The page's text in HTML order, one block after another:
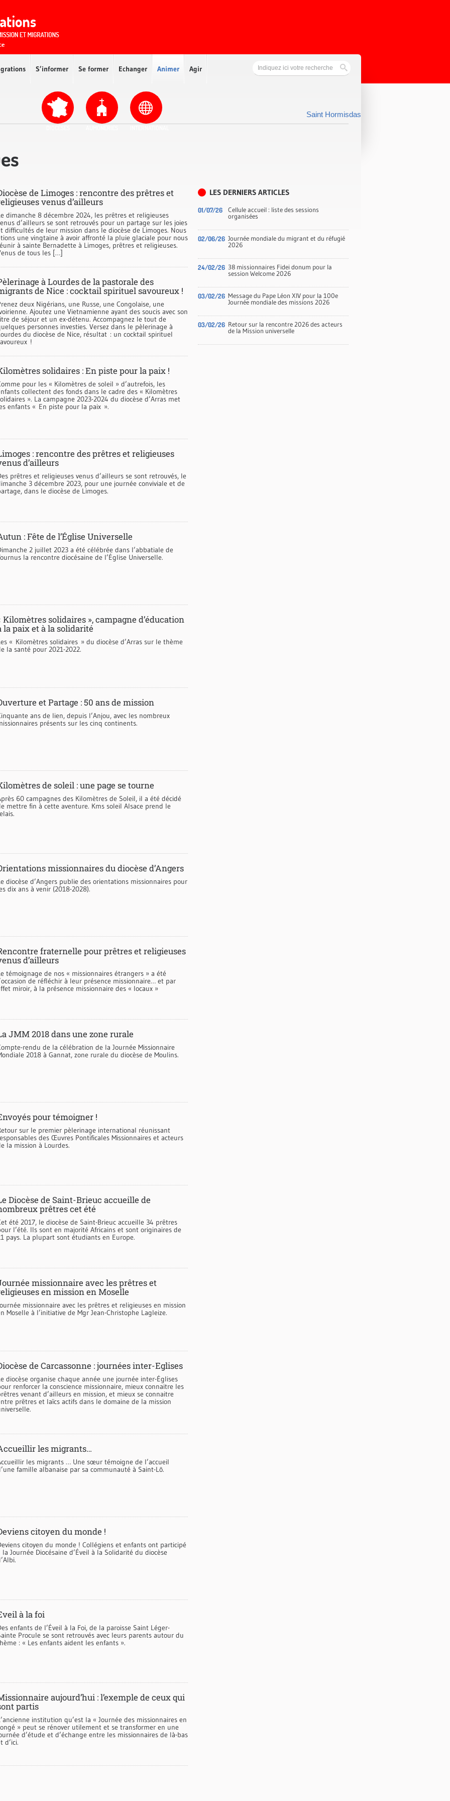
S’informer Se former Echanger Animer Agir
Saint Hormisdas
de Limoges : rencontre des prêtres et
venus d’ailleurs
dimanche 8 décembre 2024, les prêtres et religieuses
d’ailleurs se sont retrouvés pour un partage sur les joies
difficultés de leur mission dans le diocèse de Limoges. Nous
une vingtaine à avoir affronté la pluie glaciale pour nous
à sainte Bernadette à Limoges, prêtres et religieuses.
de tous les […]
à Lourdes de la pastorale des
de Nice : cocktail spirituel savoureux !
deux Nigérians, une Russe, une Congolaise, une
Ajoutez une Vietnamienne ayant des soucis avec son
de séjour et un ex-détenu. Accompagnez le tout de
personnes investies. Versez dans le pèlerinage à
du diocèse de Nice, résultat : un cocktail spirituel
!
solidaires : En piste pour la paix !
pour les « Kilomètres de soleil » d’autrefois, les
collectent des fonds dans le cadre des « Kilomètres
». La campagne 2023-2024 du diocèse d’Arras met
enfants « En piste pour la paix ».
: rencontre des prêtres et religieuses
d’ailleurs
prêtres et religieuses venus d’ailleurs se sont retrouvés, le
3 décembre 2023, pour une journée conviviale et de
dans le diocèse de Limoges.
: Fête de l’Église Universelle
2 juillet 2023 a été célébrée dans l’abbatiale de
la rencontre diocésaine de l’Église Universelle.
Kilomètres solidaires », campagne d’éducation
la paix et à la solidarité
« Kilomètres solidaires » du diocèse d’Arras sur le thème
la santé pour 2021-2022.
et Partage : 50 ans de mission
ans de lien, depuis l’Anjou, avec les nombreux
présents sur les cinq continents.
de soleil : une page se tourne
60 campagnes des Kilomètres de Soleil, il a été décidé
mettre fin à cette aventure. Kms soleil Alsace prend le
missionnaires du diocèse d’Angers
diocèse d’Angers publie des orientations missionnaires pour
dix ans à venir (2018-2028).
fraternelle pour prêtres et religieuses
d’ailleurs
témoignage de nos « missionnaires étrangers » a été
de réfléchir à leur présence missionnaire… et par
miroir, à la présence missionnaire des « locaux »
JMM 2018 dans une zone rurale
rendu de la célébration de la Journée Missionnaire
2018 à Gannat, zone rurale du diocèse de Moulins.
pour témoigner !
sur le premier pèlerinage international réunissant
des Œuvres Pontificales Missionnaires et acteurs
la mission à Lourdes.
Diocèse de Saint-Brieuc accueille de
prêtres cet été
été 2017, le diocèse de Saint-Brieuc accueille 34 prêtres
l’été. Ils sont en majorité Africains et sont originaires de
pays. La plupart sont étudiants en Europe.
missionnaire avec les prêtres et
en mission en Moselle
missionnaire avec les prêtres et religieuses en mission
Moselle à l’initiative de Mgr Jean-Christophe Lagleize.
de Carcassonne : journées inter-Eglises
diocèse organise chaque année une journée inter-Églises
renforcer la conscience missionnaire, mieux connaitre les
venant d’ailleurs en mission, et mieux se connaitre
prêtres et laïcs actifs dans le domaine de la mission
les migrants…
les migrants … Une sœur témoigne de l’accueil
famille albanaise par sa communauté à Saint-Lô.
citoyen du monde !
citoyen du monde ! Collégiens et enfants ont participé
la Journée Diocésaine d’Éveil à la Solidarité du diocèse
à la foi
enfants de l’Éveil à la Foi, de la paroisse Saint Léger-
Procule se sont retrouvés avec leurs parents autour du
: « Les enfants aident les enfants ».
aujourd’hui : l’exemple de ceux qui
partis
institution qu’est la « Journée des missionnaires en
» peut se rénover utilement et se transformer en une
d’étude et d’échange entre les missionnaires de là-bas
d’ici.
LES DERNIERS ARTICLES
01/07/26
Cellule accueil : liste des sessions
organisées
02/06/26 Journée mondiale du migrant et du réfugié
2026
24/02/26 38 missionnaires Fidei donum pour la
session Welcome 2026
03/02/26 Message du Pape Léon XIV pour la 100e
Journée mondiale des missions 2026
03/02/26 Retour sur la rencontre 2026 des acteurs
de la Mission universelle